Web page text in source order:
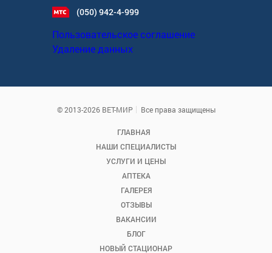
(050) 942-4-999
Пользовательское соглашение
Удаление данных
© 2013-2026 ВЕТ-МИР Все права защищены
ГЛАВНАЯ
НАШИ СПЕЦИАЛИСТЫ
УСЛУГИ И ЦЕНЫ
АПТЕКА
ГАЛЕРЕЯ
ОТЗЫВЫ
ВАКАНСИИ
БЛОГ
НОВЫЙ СТАЦИОНАР